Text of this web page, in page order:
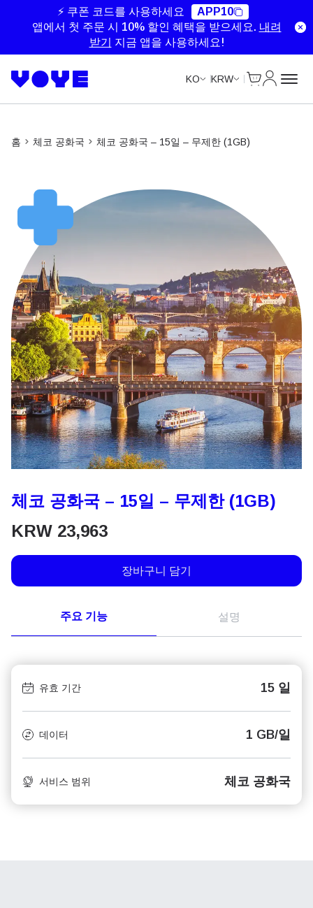
⚡ 쿠폰 코드를 사용하세요
APP10
앱에서 첫 주문 시 10% 할인 혜택을 받으세요. 내려
받기
지금 앱을 사용하세요!
KO KRW
홈 체코 공화국 체코 공화국 – 15일 – 무제한 (1GB)
체코 공화국 – 15일 – 무제한 (1GB)
KRW 23,963
장바구니 담기
주요 기능 설명
유효 기간 15 일
데이터 1 GB/일
서비스 범위 체코 공화국
Unlimited Data
Unlimited Data
Unlimited Data